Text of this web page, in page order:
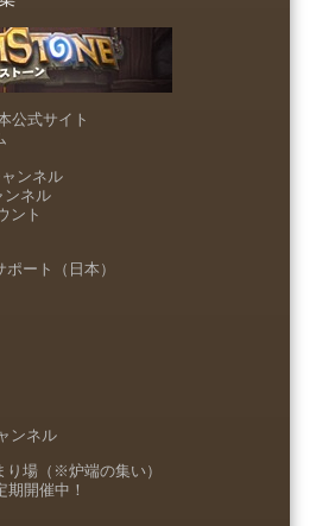
公式サイト
ンネル
ンネル
ント
ート（日本）
ンネル
り場（※炉端の集い）
開催中！